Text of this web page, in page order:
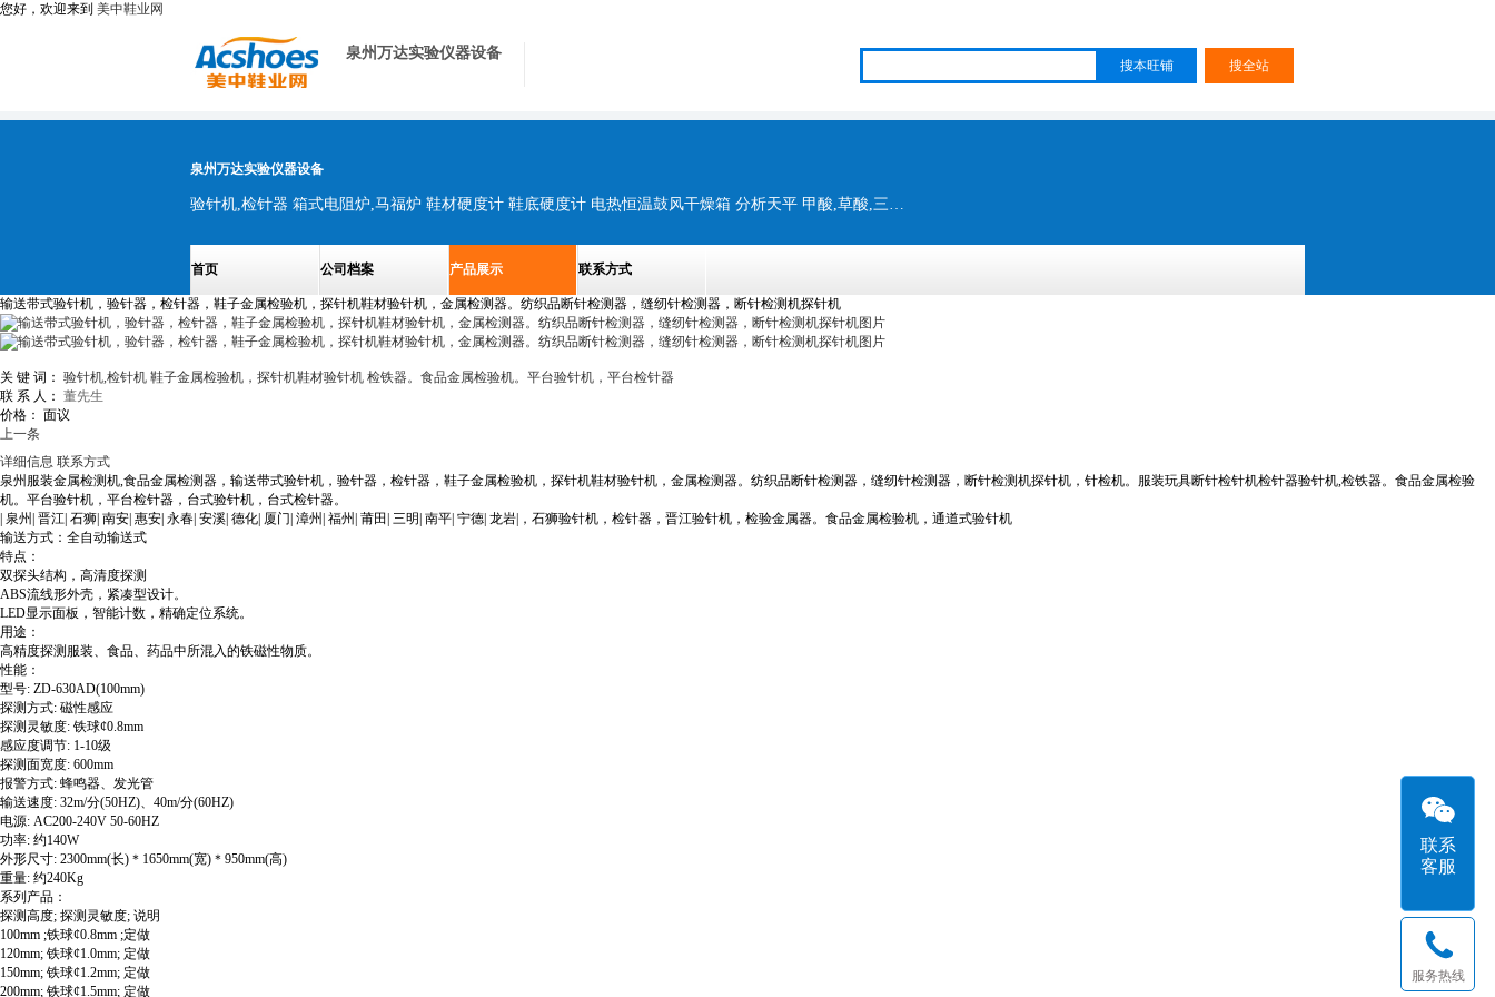
您好，欢迎来到 美中鞋业网
泉州万达实验仪器设备
泉州万达实验仪器设备
验针机,检针器 箱式电阻炉,马福炉 鞋材硬度计 鞋底硬度计 电热恒温鼓风干燥箱 分析天平 甲酸,草酸,三乙醇胺 电动搅拌机 不锈钢电热蒸馏水器 化学试剂 化工试剂 玻璃玻璃仪器
首页 公司档案 产品展示 联系方式
输送带式验针机，验针器，检针器，鞋子金属检验机，探针机鞋材验针机，金属检测器。纺织品断针检测器，缝纫针检测器，断针检测机探针机
关 键 词： 验针机,检针机 鞋子金属检验机，探针机鞋材验针机 检铁器。食品金属检验机。平台验针机，平台检针器
联 系 人： 董先生
价格： 面议
上一条
详细信息 联系方式
泉州服装金属检测机,食品金属检测器，输送带式验针机，验针器，检针器，鞋子金属检验机，探针机鞋材验针机，金属检测器。纺织品断针检测器，缝纫针检测器，断针检测机探针机，针检机。服装玩具断针检针机检针器验针机,检铁器。食品金属检验
机。平台验针机，平台检针器，台式验针机，台式检针器。
| 泉州| 晋江| 石狮| 南安| 惠安| 永春| 安溪| 德化| 厦门| 漳州| 福州| 莆田| 三明| 南平| 宁德| 龙岩|，石狮验针机，检针器，晋江验针机，检验金属器。食品金属检验机，通道式验针机
输送方式：全自动输送式
特点：
双探头结构，高清度探测
ABS流线形外壳，紧凑型设计。
LED显示面板，智能计数，精确定位系统。
用途：
高精度探测服装、食品、药品中所混入的铁磁性物质。
性能：
型号: ZD-630AD(100mm)
探测方式: 磁性感应
探测灵敏度: 铁球¢0.8mm
感应度调节: 1-10级
探测面宽度: 600mm
报警方式: 蜂鸣器、发光管
输送速度: 32m/分(50HZ)、40m/分(60HZ)
电源: AC200-240V 50-60HZ
功率: 约140W
外形尺寸: 2300mm(长)＊1650mm(宽)＊950mm(高)
重量: 约240Kg
系列产品：
探测高度; 探测灵敏度; 说明
100mm ;铁球¢0.8mm ;定做
120mm; 铁球¢1.0mm; 定做
150mm; 铁球¢1.2mm; 定做
200mm; 铁球¢1.5mm; 定做
联系
客服
服务热线